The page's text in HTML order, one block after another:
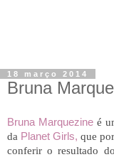
18 março 2014
Bruna
Bruna Marquezineé
da Planet Girls, que
conferir o resultado